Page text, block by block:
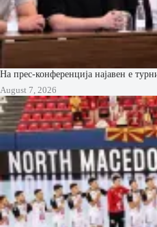
На прес-конференција најавен е
August 7, 2026